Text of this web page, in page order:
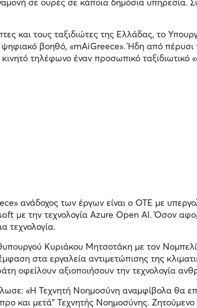
σε ουρές σε κάποια δημόσια υπηρεσία.
και τους ταξιδιώτες της Ελλάδας, το
βοηθό, «mAiGreece». Ήδη από πέρυσι
τηλέφωνο έναν προσωπικό ταξιδιωτικό
ανάδοχος των έργων είναι ο ΟΤΕ με
με την τεχνολογία Azure Open AI. Όσον
τεχνολογία.
Κυριάκου Μητσοτάκη με τον
στα εργαλεία αντιμετώπισης της
οφείλουν αξιοποιήσουν την τεχνολογία
«Η Τεχνητή Νοημοσύνη αναμφίβολα θα
και μετά” Τεχνητής Νοημοσύνης.